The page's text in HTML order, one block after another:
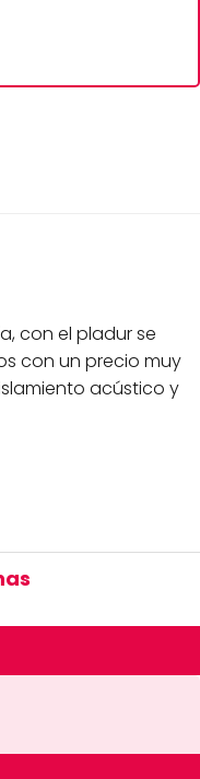
con el pladur se
con un precio muy
acústico y